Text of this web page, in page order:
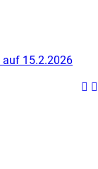
auf 15.2.2026